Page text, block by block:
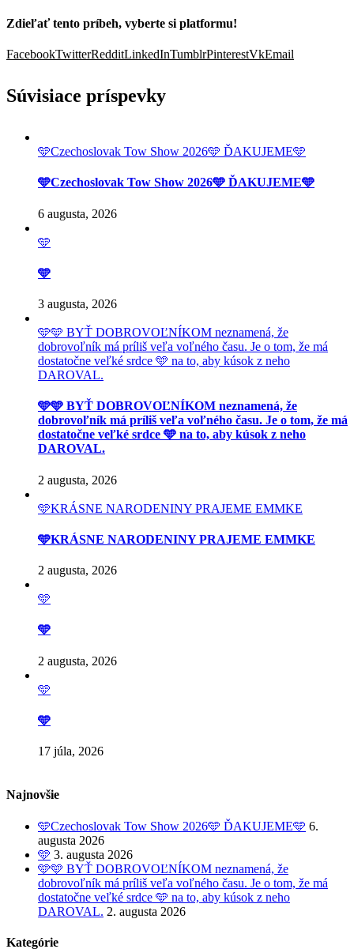
Zdieľať tento príbeh, vyberte si platformu!
FacebookTwitterRedditLinkedInTumblrPinterestVkEmail
Súvisiace príspevky
🩵Czechoslovak Tow Show 2026🩵 ĎAKUJEME🩵
🩵Czechoslovak Tow Show 2026🩵 ĎAKUJEME🩵
6 augusta, 2026
🩵
🩵
3 augusta, 2026
🩵🩵 BYŤ DOBROVOĽNÍKOM neznamená, že
dobrovoľník má príliš veľa voľného času. Je o tom, že má
dostatočne veľké srdce 🩵 na to, aby kúsok z neho
DAROVAL.
🩵🩵 BYŤ DOBROVOĽNÍKOM neznamená, že
dobrovoľník má príliš veľa voľného času. Je o tom, že má
dostatočne veľké srdce 🩵 na to, aby kúsok z neho
DAROVAL.
2 augusta, 2026
🩵KRÁSNE NARODENINY PRAJEME EMMKE
🩵KRÁSNE NARODENINY PRAJEME EMMKE
2 augusta, 2026
🩵
🩵
2 augusta, 2026
🩵
🩵
17 júla, 2026
Najnovšie
🩵Czechoslovak Tow Show 2026🩵 ĎAKUJEME🩵 6.
augusta 2026
🩵 3. augusta 2026
🩵🩵 BYŤ DOBROVOĽNÍKOM neznamená, že
dobrovoľník má príliš veľa voľného času. Je o tom, že má
dostatočne veľké srdce 🩵 na to, aby kúsok z neho
DAROVAL. 2. augusta 2026
Kategórie